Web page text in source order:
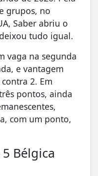
grupos, no
Saber abriu o
tudo igual.
vaga na segunda
e vantagem
2. Em
pontos, ainda
com um ponto,
Bélgica